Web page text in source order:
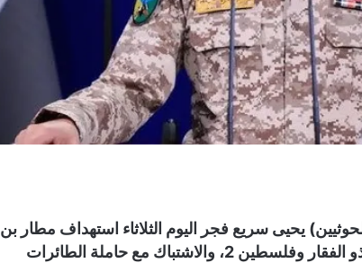
يحيى سريع فجر اليوم الثلاثاء استهداف مطار بن
غوريون في إسرائيل بصاروخيين باليستيين من نوع ذو الفقار وفلسطين 2، والاشتباك مع حاملة الطائرات